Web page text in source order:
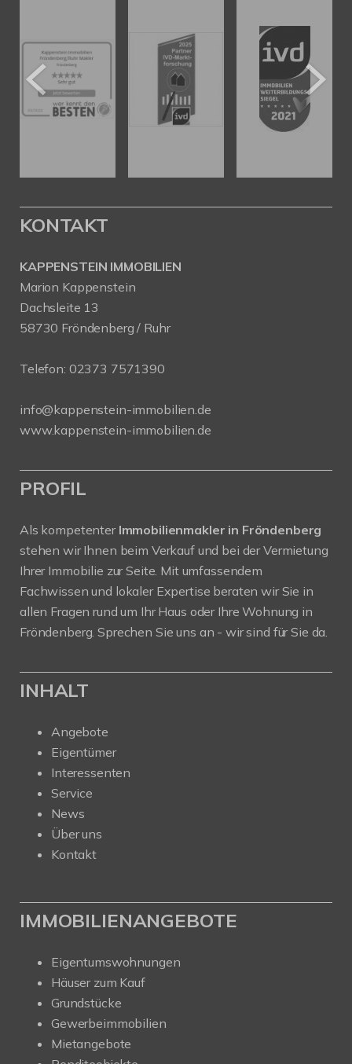
KONTAKT
KAPPENSTEIN IMMOBILIEN
Marion Kappenstein
Dachsleite 13
58730 Fröndenberg / Ruhr
Telefon: 02373 7571390
info@kappenstein-immobilien.de
www.kappenstein-immobilien.de
PROFIL
Als kompetenter Immobilienmakler in Fröndenberg
stehen wir Ihnen beim Verkauf und bei der Vermietung
Ihrer Immobilie zur Seite. Mit umfassendem
Fachwissen und lokaler Expertise beraten wir Sie in
allen Fragen rund um Ihr Haus oder Ihre Wohnung in
Fröndenberg. Sprechen Sie uns an - wir sind für Sie da.
INHALT
Angebote
Eigentümer
Interessenten
Service
News
Über uns
Kontakt
IMMOBILIENANGEBOTE
Eigentumswohnungen
Häuser zum Kauf
Grundstücke
Gewerbeimmobilien
Mietangebote